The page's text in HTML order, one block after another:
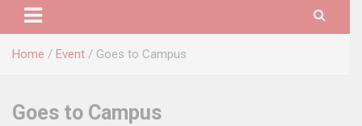
Home Event Goes to Campus
Goes to Campus